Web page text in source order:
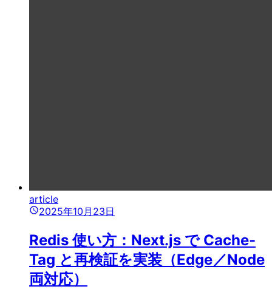
article
2025年10月23日
Redis 使い方：Next.js で Cache-
Tag と再検証を実装（Edge／Node
両対応）